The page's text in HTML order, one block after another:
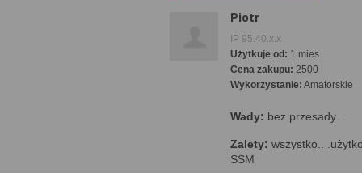
Piotr
IP 95.40.x.x
Użytkuje od: 1 mies.
Cena zakupu: 2500
Wykorzystanie: Amatorskie
Wady: bez przesady...
Zalety: wszystko..
SSM